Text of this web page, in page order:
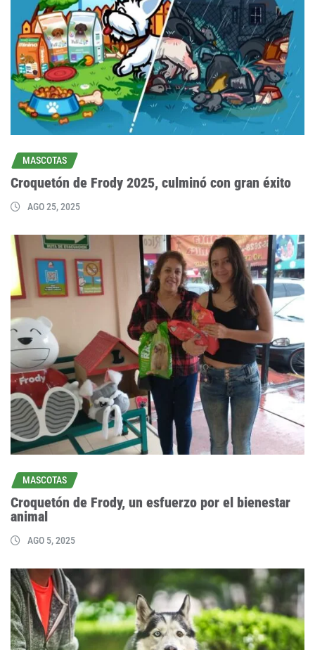
MASCOTAS
Croquetón de Frody 2025, culminó con gran éxito
AGO 25, 2025
MASCOTAS
Croquetón de Frody, un esfuerzo por el bienestar
animal
AGO 5, 2025